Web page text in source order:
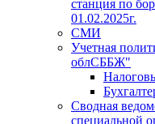
станция по
01.02.2025г.
СМИ
Учетная
облСББЖ"
Сводная
специальной